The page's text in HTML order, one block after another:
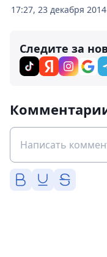
17:27, 23 декабря 2014
Следите за